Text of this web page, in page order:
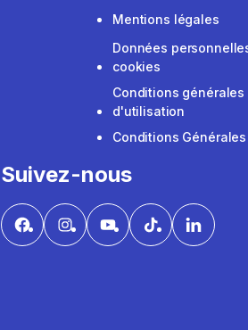
Mentions légales
Données
cookies
Conditions générales
d'utilisation
Conditions
Suivez-nous